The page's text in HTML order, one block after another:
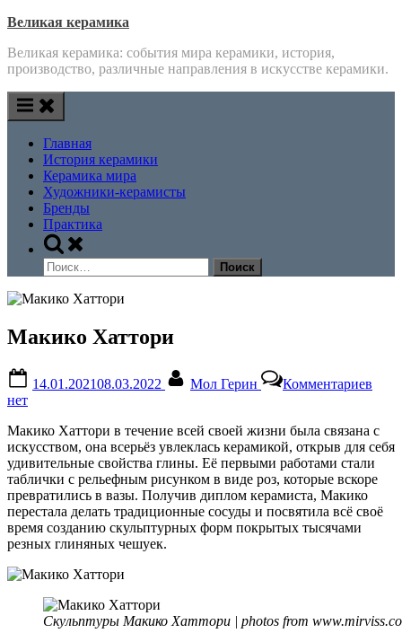
Skip
content
Великая керамика
Великая керамика: события мира керамики, история,
производство, различные направления в искусстве керамики.
Главная
История керамики
Керамика мира
Художники-керамисты
Бренды
Практика
Toggle
search
form
Найти:
Макико Хаттори
on
14.01.202108.03.2022 Мол Герин Комментариев
нет
Макико Хаттори в течение всей своей жизни была связана с
искусством, она всерьёз увлеклась керамикой, открыв для себя
удивительные свойства глины. Её первыми работами стали
таблички с рельефным рисунком в виде роз, которые вскоре
превратились в вазы. Получив диплом керамиста, Макико
перестала делать традиционные сосуды и посвятила всё своё
время созданию скульптурных форм покрытых тысячами
резных глиняных чешуек.
Скульптуры Макико Хаттори | photos from